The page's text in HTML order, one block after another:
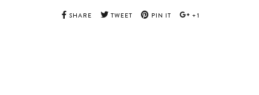
SHARE TWEET PIN IT +1